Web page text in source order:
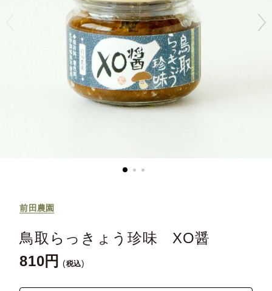
前田農園
鳥取らっきょう珍味 XO醤
810 税込